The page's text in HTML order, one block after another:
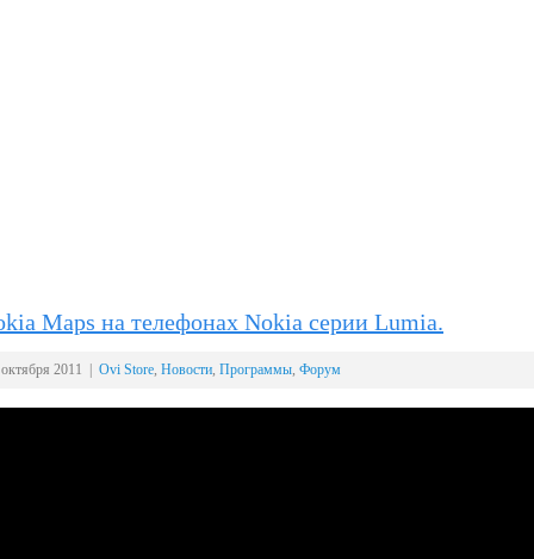
Maps на телефонах Nokia серии Lumia.
2011 | Ovi Store, Новости, Программы, Форум